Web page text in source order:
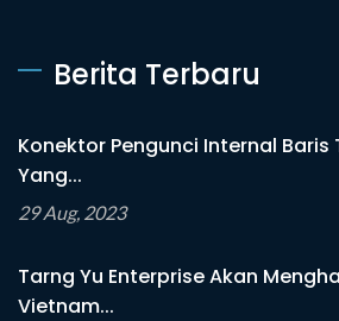
Berita Terbaru
Konektor Pengunci Internal
Yang...
29 Aug, 2023
Tarng Yu Enterprise Akan
Vietnam...